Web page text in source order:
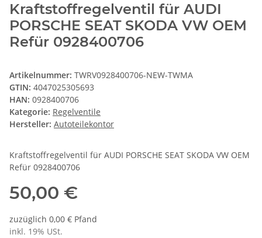
Kraftstoffregelventil für AUDI
PORSCHE SEAT SKODA VW OEM
Refür 0928400706
Artikelnummer: TWRV0928400706-NEW-TWMA
GTIN: 4047025305693
HAN: 0928400706
Kategorie: Regelventile
Hersteller: Autoteilekontor
Kraftstoffregelventil für AUDI PORSCHE SEAT SKODA VW OEM
Refür 0928400706
50,00 €
zuzüglich 0,00 € Pfand
inkl. 19% USt.